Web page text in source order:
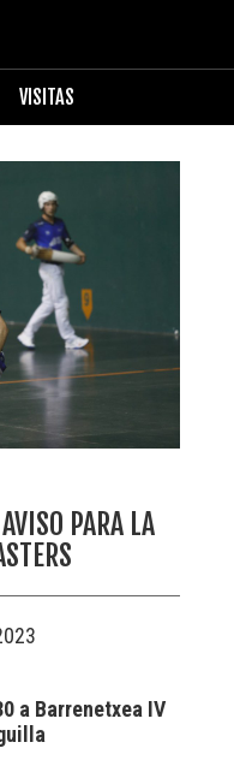
VISITAS
PARA LA
a Barrenetxea IV